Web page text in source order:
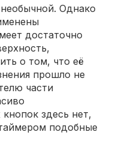
Однако
достаточно
о том, что её
прошло не
части
здесь нет,
подобные